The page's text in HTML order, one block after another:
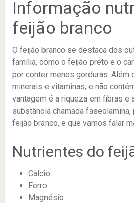
Informação
feijão branco
O feijão branco se destaca dos
família, como o feijão preto e o
por conter menos gorduras. Além
minerais e vitaminas, e não
vantagem é a riqueza em fibras e
substância chamada
feijão branco, e que vamos falar
Nutrientes do
Cálcio
Ferro
Magnésio